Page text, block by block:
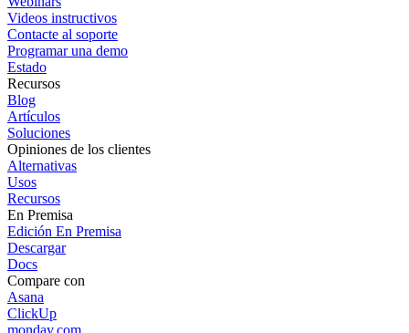
Videos instructivos
Contacte al soporte
Programar una demo
Estado
Recursos
Blog
Artículos
Soluciones
Opiniones de los clientes
Alternativas
Usos
Recursos
En Premisa
Edición En Premisa
Descargar
Docs
Compare con
Asana
ClickUp
monday.com